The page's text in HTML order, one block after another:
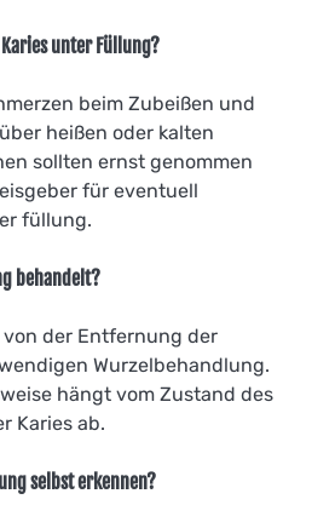
unter Füllung?
beim Zubeißen und
heißen oder kalten
sollten ernst genommen
für eventuell
füllung.
behandelt?
der Entfernung der
Wurzelbehandlung.
hängt vom Zustand des
Karies ab.
selbst erkennen?